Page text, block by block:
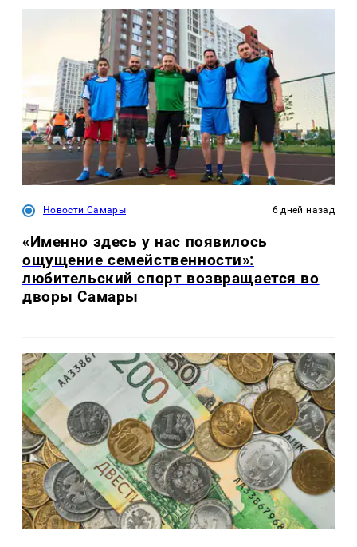
Новости Самары 6 дней назад
«Именно здесь у нас появилось
ощущение семейственности»:
любительский спорт возвращается во
дворы Самары